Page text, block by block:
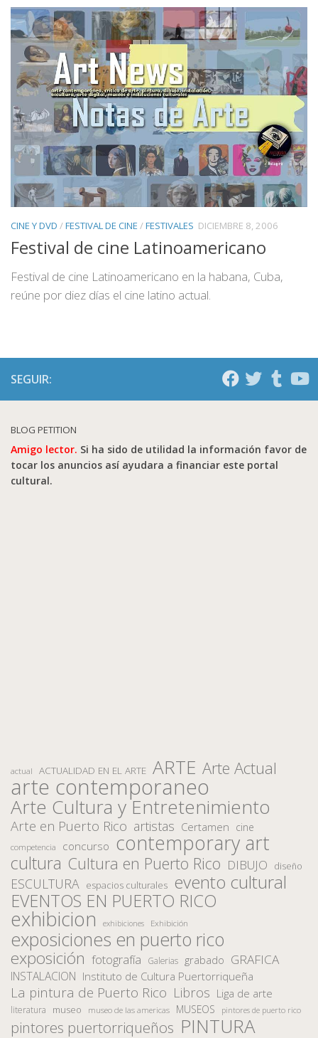
CINE Y DVD /FESTIVAL DE CINE /FESTIVALES DICIEMBRE 8, 2006
Festival de cine Latinoamericano
Festival de cine Latinoamericano en la habana, Cuba,
reúne por diez días el cine latino actual.
SEGUIR:
BLOG PETITION
Amigo lector. Si ha sido de utilidad la información favor de
tocar los anuncios así ayudara a financiar este portal
cultural.
actual ACTUALIDAD EN EL ARTE ARTE Arte Actual
arte contemporaneo
Arte Cultura y Entretenimiento
Arte en Puerto Rico artistas Certamen cine
competencia concurso contemporary art
cultura Cultura en Puerto Rico DIBUJO diseño
ESCULTURA espacios culturales evento cultural
EVENTOS EN PUERTO RICO
exhibicion exhibiciones Exhibición
exposiciones en puerto rico
exposición fotografía Galerias grabado GRAFICA
INSTALACION Instituto de Cultura Puertorriqueña
La pintura de Puerto Rico Libros Liga de arte
literatura museo museo de las americas MUSEOS pintores de puerto rico
pintores puertorriqueños PINTURA